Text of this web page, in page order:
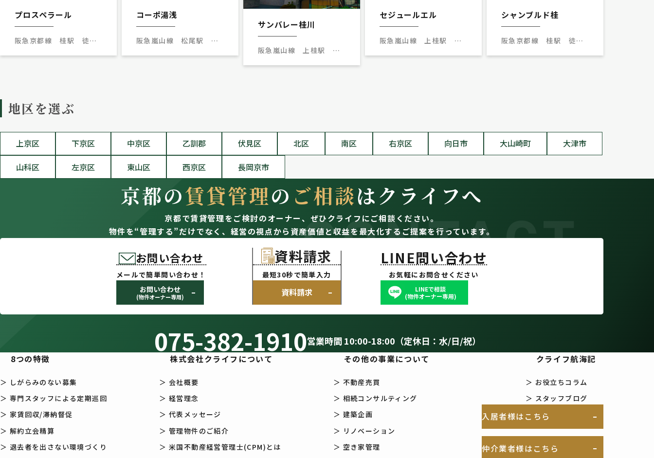
プロスペラール
阪急京都線 桂駅 徒歩5
コーポ湯浅
阪急嵐山線 松尾駅 徒
サンバレー桂川
阪急嵐山線 上桂駅 徒
セジュールエル
阪急嵐山線 上桂駅 徒
シャンブルド桂
阪急京都線 桂駅 徒歩8
地区を選ぶ
上京区 下京区 中京区 乙訓郡 伏見区 北区 南区 右京区 向日市 大山崎町 大津市
山科区 左京区 東山区 西京区 長岡京市
CONTACT
京都の賃貸管理の ご相談はクライフへ
京都で賃貸管理をご検討のオーナー、 ぜひクライフにご相談ください。
物件を“管理する”だけでなく、経営の視点から資産価値と収益を最大化するご提案を行っています。
お問い合わせ
メールで簡単問い合わせ！
お問い合わせ
(物件オーナー専用)
資料請求
最短30秒で簡単入力
資料請求
LINE問い合わせ
お気軽にお問合せください
LINEで相談
(物件オーナー専用)
075-382-1910営業時間 10:00-18:00（定休日：水/日/祝）
8つの特徴
＞ しがらみのない募集
＞ 専門スタッフによる定期巡回
＞ 家賃回収/滞納督促
＞ 解約立会精算
＞ 退去者を出さない環境づくり
株式会社クライフについて
＞ 会社概要
＞ 経営理念
＞ 代表メッセージ
＞ 管理物件のご紹介
＞ 米国不動産経営管理士(CPM)とは
その他の事業について
＞ 不動産売買
＞ 相続コンサルティング
＞ 建築企画
＞ リノベーション
＞ 空き家管理
クライフ航海記
＞ お役立ちコラム
＞ スタッフブログ
入居者様はこちら
仲介業者様はこちら